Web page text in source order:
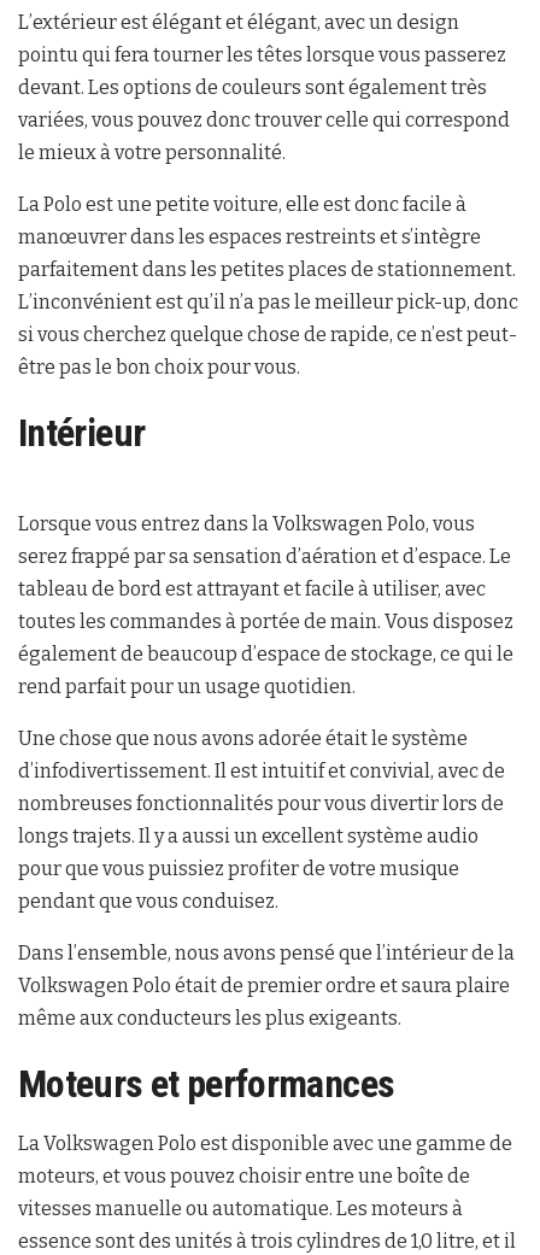
L’extérieur est élégant et élégant, avec un design
pointu qui fera tourner les têtes lorsque vous passerez
devant. Les options de couleurs sont également très
variées, vous pouvez donc trouver celle qui correspond
le mieux à votre personnalité.
La Polo est une petite voiture, elle est donc facile à
manœuvrer dans les espaces restreints et s’intègre
parfaitement dans les petites places de stationnement.
L’inconvénient est qu’il n’a pas le meilleur pick-up, donc
si vous cherchez quelque chose de rapide, ce n’est peut-
être pas le bon choix pour vous.
Intérieur
Lorsque vous entrez dans la Volkswagen Polo, vous
serez frappé par sa sensation d’aération et d’espace. Le
tableau de bord est attrayant et facile à utiliser, avec
toutes les commandes à portée de main. Vous disposez
également de beaucoup d’espace de stockage, ce qui le
rend parfait pour un usage quotidien.
Une chose que nous avons adorée était le système
d’infodivertissement. Il est intuitif et convivial, avec de
nombreuses fonctionnalités pour vous divertir lors de
longs trajets. Il y a aussi un excellent système audio
pour que vous puissiez profiter de votre musique
pendant que vous conduisez.
Dans l’ensemble, nous avons pensé que l’intérieur de la
Volkswagen Polo était de premier ordre et saura plaire
même aux conducteurs les plus exigeants.
Moteurs et performances
La Volkswagen Polo est disponible avec une gamme de
moteurs, et vous pouvez choisir entre une boîte de
vitesses manuelle ou automatique. Les moteurs à
essence sont des unités à trois cylindres de 1,0 litre, et il